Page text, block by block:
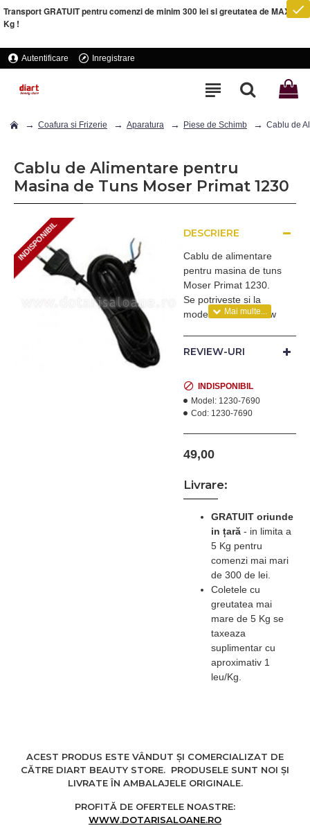
Transport GRATUIT pentru comenzi de minim 300 lei si greutatea de MAXIM 5
Kg !
Autentificare Inregistrare
Coafura si Frizerie Aparatura Piese de Schimb Cablu de
Cablu de Alimentare pentru
Masina de Tuns Moser Primat 1230
INDISPONIBIL
INDISPONIBIL DESCRIERE
Cablu de alimentare
pentru masina de tuns
Moser Primat 1230.
Se potriveste si la
modelele Moser New
REVIEW-URI
49,00
INDISPONIBIL
Model: 1230-7690
Cod: 1230-7690
Livrare:
GRATUIT oriunde
in țară - in limita a
5 Kg pentru
comenzi mai mari
de 300 de lei.
Coletele cu
greutatea mai
mare de 5 Kg se
taxeaza
suplimentar cu
aproximativ 1
leu/Kg.
ACEST PRODUS ESTE VÂNDUT ȘI COMERCIALIZAT DE
CĂTRE DIART BEAUTY STORE. PRODUSELE SUNT NOI ȘI
LIVRATE ÎN AMBALAJELE ORIGINALE.
PROFITĂ DE OFERTELE NOASTRE:
WWW.DOTARISALOANE.RO